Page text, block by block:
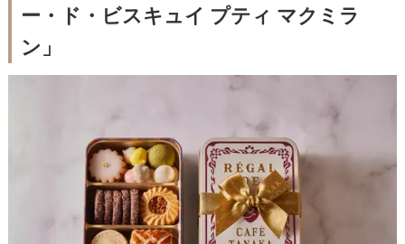
ー・ド・ビスキュイ プティ マクミラ
ン」